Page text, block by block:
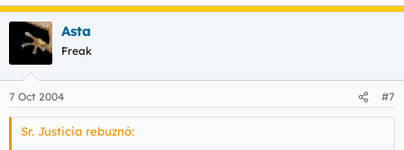
Asta
Freak
7 Oct 2004 #7
Sr. Justicia rebuznó: